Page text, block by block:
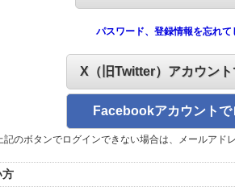
パスワード、登録情報を忘れて
X（旧Twitter）アカウン
Facebookアカウントで
のボタンでログインできない場合は、メールアド
方